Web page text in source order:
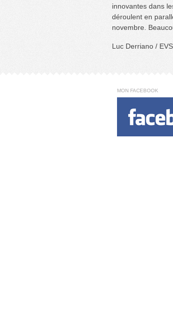
innovantes dans
déroulent en
novembre.
Luc Derriano / EVS
MON FACEBOOK